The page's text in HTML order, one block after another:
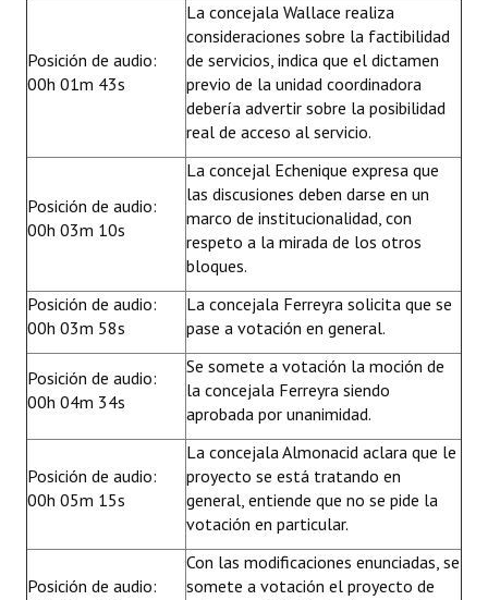
Posición de audio:
00h 01m 43s
La concejala Wallace realiza
consideraciones sobre la factibilidad
de servicios, indica que el dictamen
previo de la unidad coordinadora
debería advertir sobre la posibilidad
real de acceso al servicio.
Posición de audio:
00h 03m 10s
La concejal Echenique expresa que
las discusiones deben darse en un
marco de institucionalidad, con
respeto a la mirada de los otros
bloques.
Posición de audio:
00h 03m 58s
La concejala Ferreyra solicita que se
pase a votación en general.
Posición de audio:
00h 04m 34s
Se somete a votación la moción de
la concejala Ferreyra siendo
aprobada por unanimidad.
Posición de audio:
00h 05m 15s
La concejala Almonacid aclara que le
proyecto se está tratando en
general, entiende que no se pide la
votación en particular.
Posición de audio:
Con las modificaciones enunciadas, se
somete a votación el proyecto de